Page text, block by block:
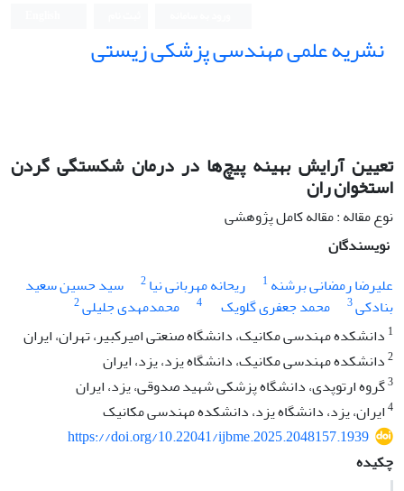
نشریه علمی مهندسی پزشکی زیستی
تعیین آرایش بهینه پیچ‌ها در درمان شکستگی گردن
استخوان ران
نوع مقاله : مقاله کامل پژوهشی
نویسندگان
علیرضا رمضانی برشنه 1 ریحانه مهربانی نیا2
سید حسین سعید
بنادکی3 محمد جعفری گلویک 4 محمدمهدی جلیلی2
1 دانشکده مهندسی مکانیک، دانشگاه صنعتی امیرکبیر، تهران، ایران
2دانشکده مهندسی مکانیک، دانشگاه یزد، یزد، ایران
3گروه ارتوپدی، دانشگاه پزشکی شهید صدوقی، یزد، ایران
4ایران، یزد، دانشگاه یزد، دانشکده مهندسی مکانیک
https://doi.org/10.22041/ijbme.2025.2048157.1939
چکیده